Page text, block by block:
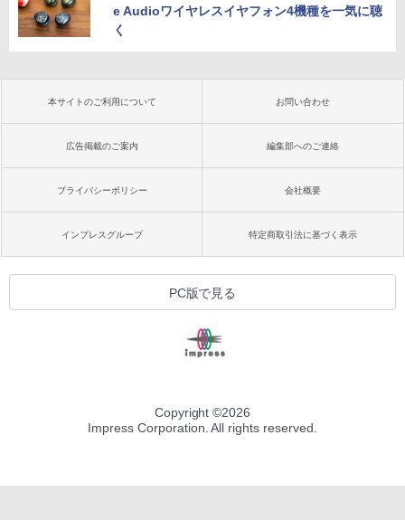
e Audioワイヤレスイヤフォン4機種を一気に聴
く
本サイトのご利用について お問い合わせ
広告掲載のご案内 編集部へのご連絡
プライバシーポリシー 会社概要
インプレスグループ 特定商取引法に基づく表示
PC版で見る
Copyright ©2026
Impress Corporation. All rights reserved.